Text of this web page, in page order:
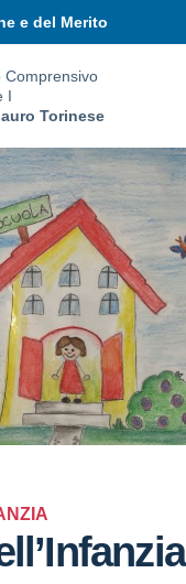
e del Merito
Comprensivo
I
Torinese